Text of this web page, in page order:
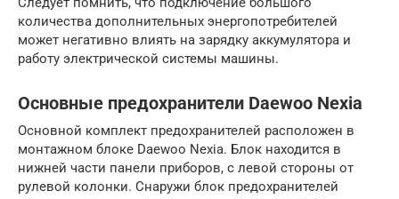
количества дополнительных энергопотребителей
может негативно влиять на зарядку аккумулятора и
работу электрической системы машины.
Основные предохранители Daewoo Nexia
Основной комплект предохранителей расположен в
монтажном блоке Daewoo Nexia. Блок находится в
нижней части панели приборов, с левой стороны от
рулевой колонки. Снаружи блок предохранителей